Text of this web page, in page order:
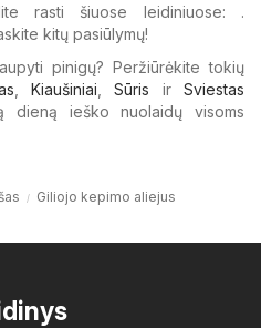
rasti šiuose leidiniuose: .
kitų pasiūlymų!
pinigų? Peržiūrėkite tokių
,Kiaušiniai ,Sūris irSviestas
dieną ieško nuolaidų visoms
Giliojo kepimo aliejus